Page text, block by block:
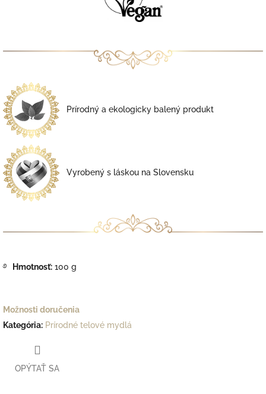
Prírodný a ekologicky balený produkt
Vyrobený s láskou na Slovensku
࿔ Hmotnosť: 100 g
Možnosti doručenia
Kategória: Prírodné telové mydlá
OPÝTAŤ SA